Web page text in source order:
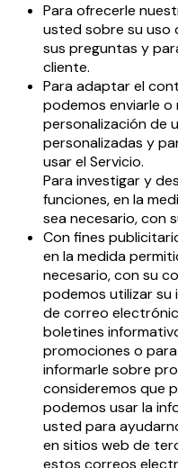
Para ofrecerle
usted sobre su uso
sus preguntas y
cliente.
Para adaptar el
podemos enviarle
personalización de
personalizadas y
usar el Servicio.
Para investigar y
funciones, en la
sea necesario, con
Con fines
en la medida
necesario, con su
podemos utilizar su
de correo
boletines
promociones o
informarle sobre
consideremos que
podemos usar la
usted para
en sitios web de
estos correos